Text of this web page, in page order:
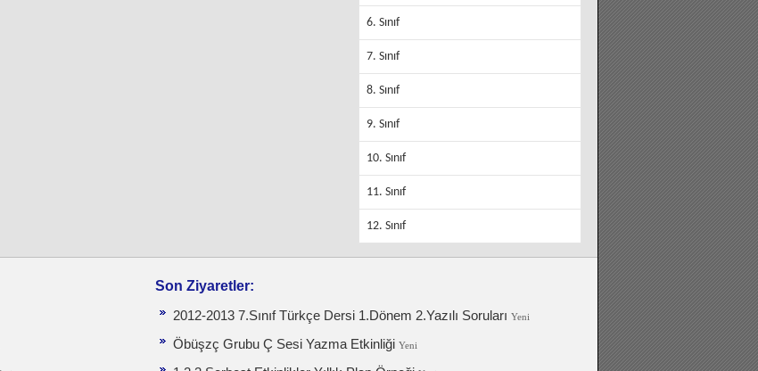
6. Sınıf
7. Sınıf
8. Sınıf
9. Sınıf
10. Sınıf
11. Sınıf
12. Sınıf
Son Ziyaretler:
2012-2013 7.Sınıf Türkçe Dersi 1.Dönem 2.Yazılı Soruları Yeni
Öbüşzç Grubu Ç Sesi Yazma Etkinliği Yeni